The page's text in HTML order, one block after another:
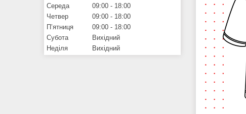
Середа
09:00
18:00
Четвер
09:00
18:00
Пʼятниця
09:00
18:00
Субота
Вихідний
Неділя
Вихідний